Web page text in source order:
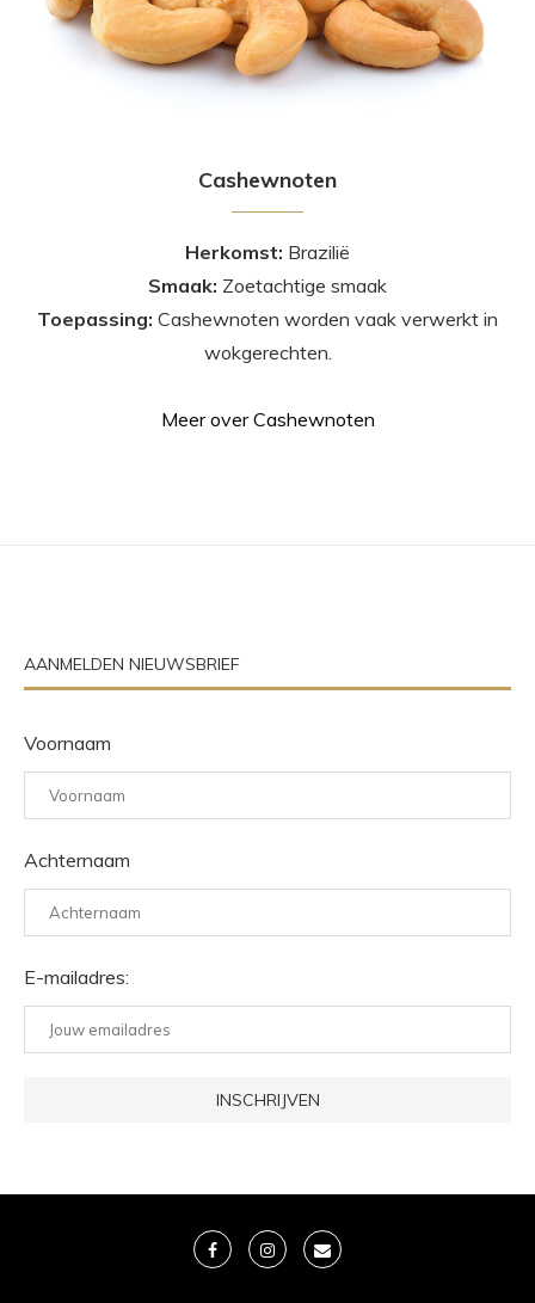
Cashewnoten
Herkomst: Brazilië
Smaak: Zoetachtige smaak
Toepassing: Cashewnoten worden vaak verwerkt in
wokgerechten.
Meer over Cashewnoten
AANMELDEN NIEUWSBRIEF
Voornaam
Achternaam
E-mailadres: